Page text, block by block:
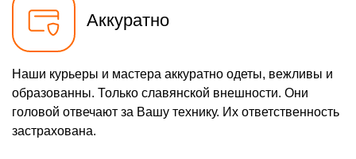
Аккуратно
Наши курьеры и мастера аккуратно одеты, вежливы и
образованны. Только славянской внешности. Они
головой отвечают за Вашу технику. Их ответственность
застрахована.